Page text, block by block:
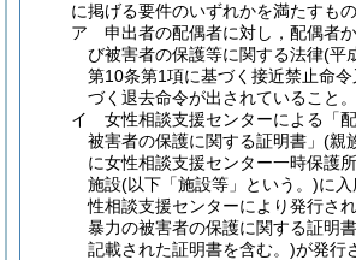
に掲げる要件のいずれかを満たすもの
ア 申出者の配偶者に対し，配偶者
び被害者の保護等に関する法律(平
第10条第1項に基づく接近禁止命令
づく退去命令が出されていること。
イ 女性相談支援センターによる「
被害者の保護に関する証明書」(親
に女性相談支援センター一時保護
施設(以下「施設等」という。)に
性相談支援センターにより発行さ
暴力の被害者の保護に関する証明
記載された証明書を含む。)が発行